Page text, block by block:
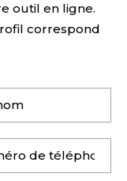
outil en ligne.
correspond